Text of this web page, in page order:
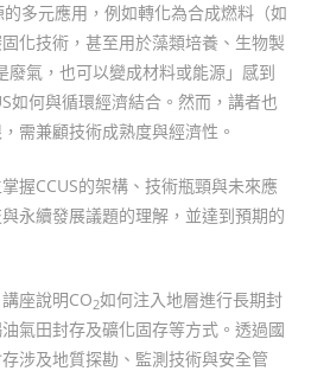
多元應用，例如轉化為合成燃料（如
化技術，甚至用於藻類培養、生物製
廢氣，也可以變成材料或能源」感到
如何與循環經濟結合。然而，講者也
，需兼顧技術成熟度與經濟性。
握CCUS的架構、技術瓶頸與未來應
永續發展議題的理解，並達到預期的
座說明CO2如何注入地層進行長期封
氣田封存及礦化固存等方式。透過國
涉及地質探勘、監測技術與安全管